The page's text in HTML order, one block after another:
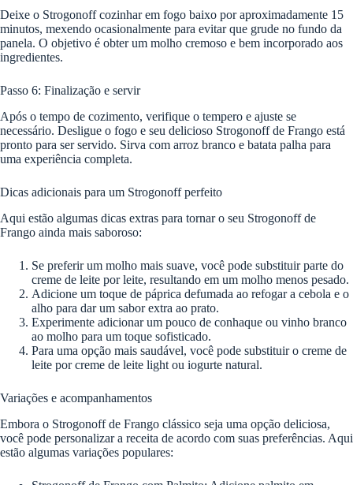
Deixe o Strogonoff cozinhar em fogo baixo por aproximadamente 15
minutos, mexendo ocasionalmente para evitar que grude no fundo da
panela. O objetivo é obter um molho cremoso e bem incorporado aos
ingredientes.
Passo 6: Finalização e servir
Após o tempo de cozimento, verifique o tempero e ajuste se
necessário. Desligue o fogo e seu delicioso Strogonoff de Frango está
pronto para ser servido. Sirva com arroz branco e batata palha para
uma experiência completa.
Dicas adicionais para um Strogonoff perfeito
Aqui estão algumas dicas extras para tornar o seu Strogonoff de
Frango ainda mais saboroso:
Se preferir um molho mais suave, você pode substituir parte do
creme de leite por leite, resultando em um molho menos pesado.
Adicione um toque de páprica defumada ao refogar a cebola e o
alho para dar um sabor extra ao prato.
Experimente adicionar um pouco de conhaque ou vinho branco
ao molho para um toque sofisticado.
Para uma opção mais saudável, você pode substituir o creme de
leite por creme de leite light ou iogurte natural.
Variações e acompanhamentos
Embora o Strogonoff de Frango clássico seja uma opção deliciosa,
você pode personalizar a receita de acordo com suas preferências. Aqui
estão algumas variações populares: